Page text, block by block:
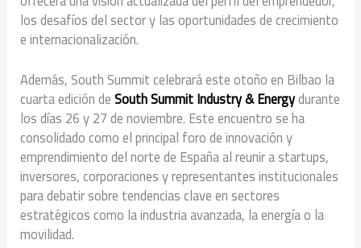
los desafíos del sector y las oportunidades de crecimiento
e internacionalización.
Además, South Summit celebrará este otoño en Bilbao la
cuarta edición deSouth Summit Industry & Energydurante
los días 26 y 27 de noviembre. Este encuentro se ha
consolidado como el principal foro de innovación y
emprendimiento del norte de España al reunir a startups,
inversores, corporaciones y representantes institucionales
para debatir sobre tendencias clave en sectores
estratégicos como la industria avanzada, la energía o la
movilidad.